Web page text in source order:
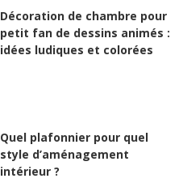
Décoration de chambre pour
petit fan de dessins animés :
idées ludiques et colorées
Quel plafonnier pour quel
style d’aménagement
intérieur ?